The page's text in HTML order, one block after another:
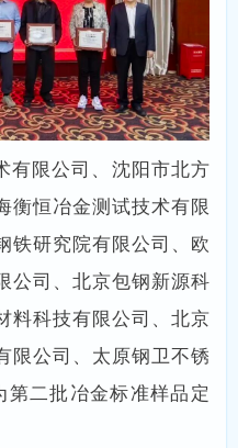
有限公司、沈阳市北方
衡恒冶金测试技术有限
铁研究院有限公司、欧
公司、北京包钢新源科
料科技有限公司、北京
限公司、太原钢卫不锈
二批冶金标准样品定